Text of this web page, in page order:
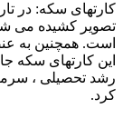
سکه: در
کشیده می
همچنین به
کارتهای سکه
تحصیلی ،